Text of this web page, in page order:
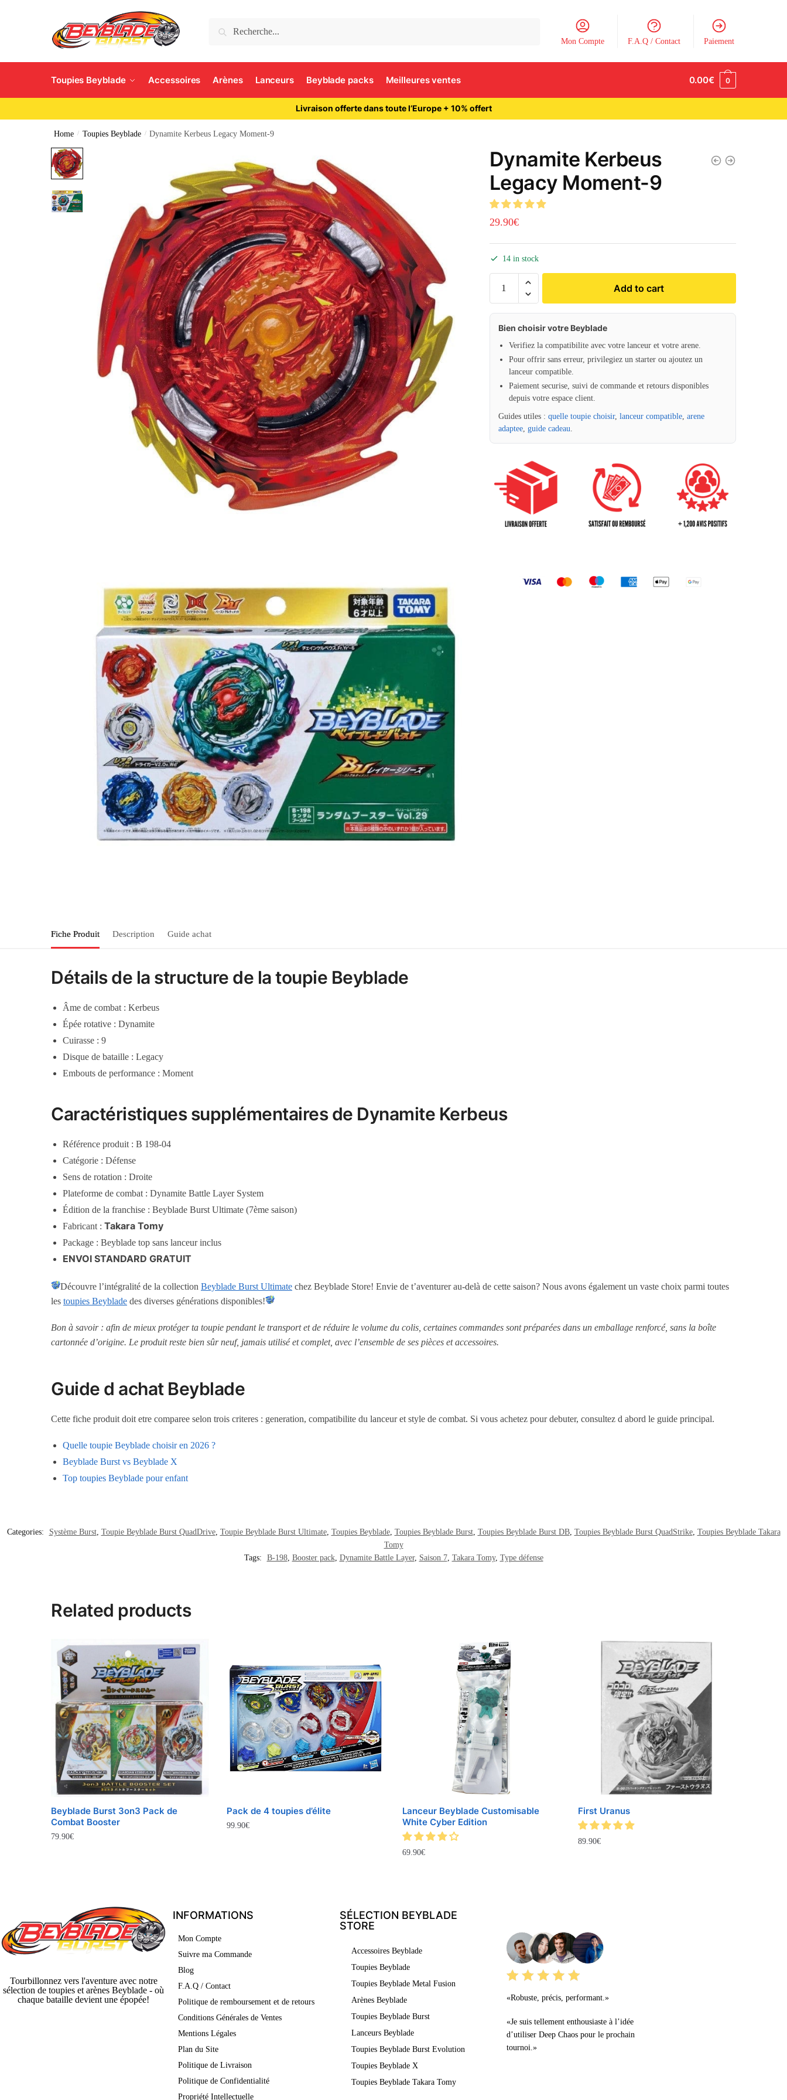
Search
Mon Compte F.A.Q / Contact Paiement
Toupies Beyblade Accessoires Arènes Lanceurs Beyblade packs Meilleures ventes 0.00€ 0
Livraison offerte dans toute l’Europe + 10% offert
Home / Toupies Beyblade / Dynamite Kerbeus Legacy Moment-9
Dynamite Kerbeus
Legacy Moment-9
29.90€
14 in stock
Add to cart
Bien choisir votre Beyblade
Verifiez la compatibilite avec votre lanceur et votre arene.
Pour offrir sans erreur, privilegiez un starter ou ajoutez un
lanceur compatible.
Paiement securise, suivi de commande et retours disponibles
depuis votre espace client.
Guides utiles : quelle toupie choisir, lanceur compatible, arene
adaptee, guide cadeau
Fiche Produit Description Guide achat
Détails de la structure de la toupie Beyblade
Âme de combat : Kerbeus
Épée rotative : Dynamite
Cuirasse : 9
Disque de bataille : Legacy
Embouts de performance : Moment
Caractéristiques supplémentaires de Dynamite Kerbeus
Référence produit : B 198-04
Catégorie : Défense
Sens de rotation : Droite
Plateforme de combat : Dynamite Battle Layer System
Édition de la franchise : Beyblade Burst Ultimate (7ème saison)
Fabricant :Takara Tomy
Package : Beyblade top sans lanceur inclus
ENVOI STANDARD GRATUIT
Découvre l’intégralité de la collectionBeyblade Burst Ultimate chez Beyblade Store! Envie de t’aventurer au-delà de cette saison? Nous avons également un vaste choix parmi toutes
lestoupies Beyblade des diverses générations disponibles!
Bon à savoir : afin de mieux protéger ta toupie pendant le transport et de réduire le volume du colis, certaines commandes sont préparées dans un emballage renforcé, sans la boîte
cartonnée d’origine. Le produit reste bien sûr neuf, jamais utilisé et complet, avec l’ensemble de ses pièces et accessoires.
Guide d achat Beyblade
Cette fiche produit doit etre comparee selon trois criteres : generation, compatibilite du lanceur et style de combat. Si vous achetez pour debuter, consultez d abord le guide principal.
Quelle toupie Beyblade choisir en 2026 ?
Beyblade Burst vs Beyblade X
Top toupies Beyblade pour enfant
Categories: Système Burst, Toupie Beyblade Burst QuadDrive, Toupie Beyblade Burst Ultimate, Toupies Beyblade, Toupies Beyblade Burst, Toupies Beyblade Burst DB, Toupies Beyblade Burst QuadStrike, Toupies Beyblade Takara
Tomy
Tags:
B-198, Booster pack, Dynamite Battle Layer, Saison 7, Takara Tomy, Type défense
Related products
Beyblade Burst 3on3 Pack de
Combat Booster
79.90€
Pack de 4 toupies d’élite
99.90€
Lanceur Beyblade Customisable
White Cyber Edition
69.90€
First Uranus
89.90€
Tourbillonnez vers l'aventure avec notre
sélection de toupies et arènes Beyblade - où
chaque bataille devient une épopée!
INFORMATIONS
Mon Compte
Suivre ma Commande
Blog
F.A.Q / Contact
Politique de remboursement et de retours
Conditions Générales de Ventes
Mentions Légales
Plan du Site
Politique de Livraison
Politique de Confidentialité
Propriété Intellectuelle
SÉLECTION BEYBLADE
STORE
Accessoires Beyblade
Toupies Beyblade
Toupies Beyblade Metal Fusion
Arènes Beyblade
Toupies Beyblade Burst
Lanceurs Beyblade
Toupies Beyblade Burst Evolution
Toupies Beyblade X
Toupies Beyblade Takara Tomy
«Robuste, précis, performant.»
«Je suis tellement enthousiaste à l’idée
d’utiliser Deep Chaos pour le prochain
tournoi.»